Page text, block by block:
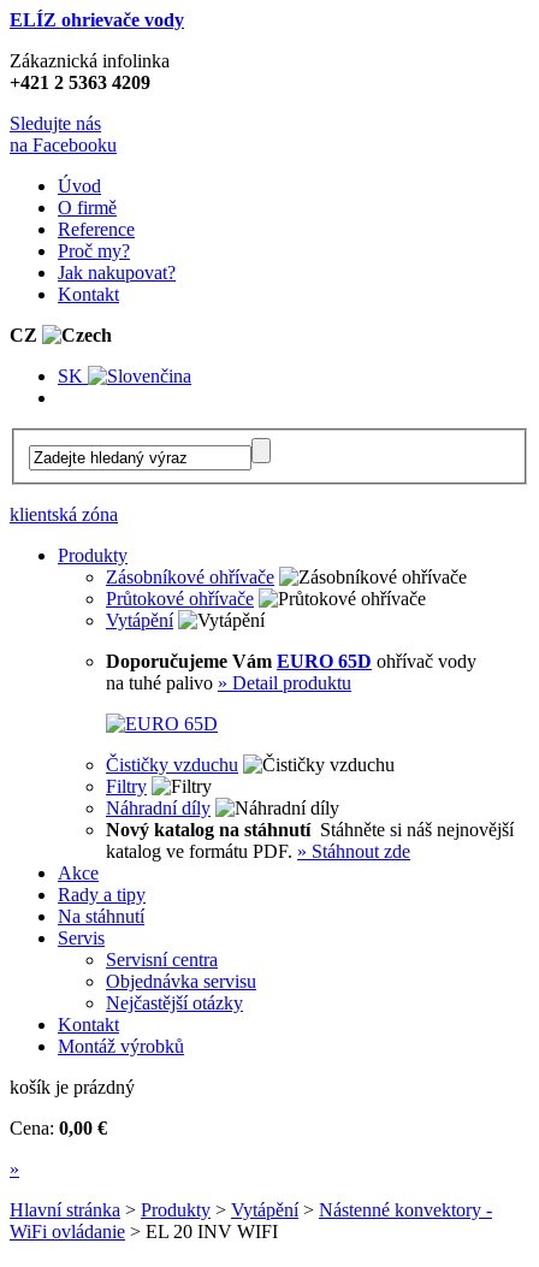
ELÍZ ohrievače vody
Zákaznická infolinka
+421 2 5363 4209
Sledujte nás
na Facebooku
Úvod
O firmě
Reference
Proč my?
Jak nakupovat?
Kontakt
CZ
SK
klientská zóna
Produkty
Zásobníkové ohřívače
Průtokové ohřívače
Vytápění
Doporučujeme Vám EURO 65D ohřívač vody
na tuhé palivo » Detail produktu
Čističky vzduchu
Filtry
Náhradní díly
Nový katalog na stáhnutí Stáhněte si náš nejnovější
katalog ve formátu PDF. » Stáhnout zde
Akce
Rady a tipy
Na stáhnutí
Servis
Servisní centra
Objednávka servisu
Nejčastější otázky
Kontakt
Montáž výrobků
košík je prázdný
Cena: 0,00 €
»
Hlavní stránka > Produkty > Vytápění > Nástenné konvektory -
WiFi ovládanie > EL 20 INV WIFI